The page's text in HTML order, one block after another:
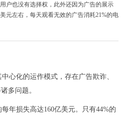
户也没有选择权，此外还因为广告的展示
元左右，每天观看无效的广告消耗21%的电
心化的运作模式，存在广告欺诈、
多问题。
年损失高达160亿美元。只有44%的